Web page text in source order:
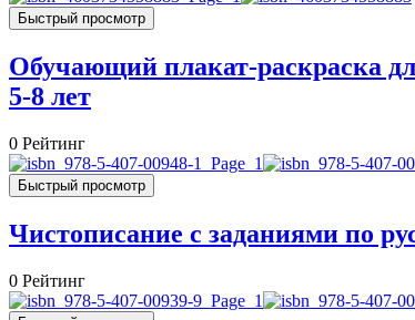
Быстрый просмотр
Обучающий плакат-раскраска
5-8 лет
0 Рейтинг
Быстрый просмотр
Чистописание с заданиями по
0 Рейтинг